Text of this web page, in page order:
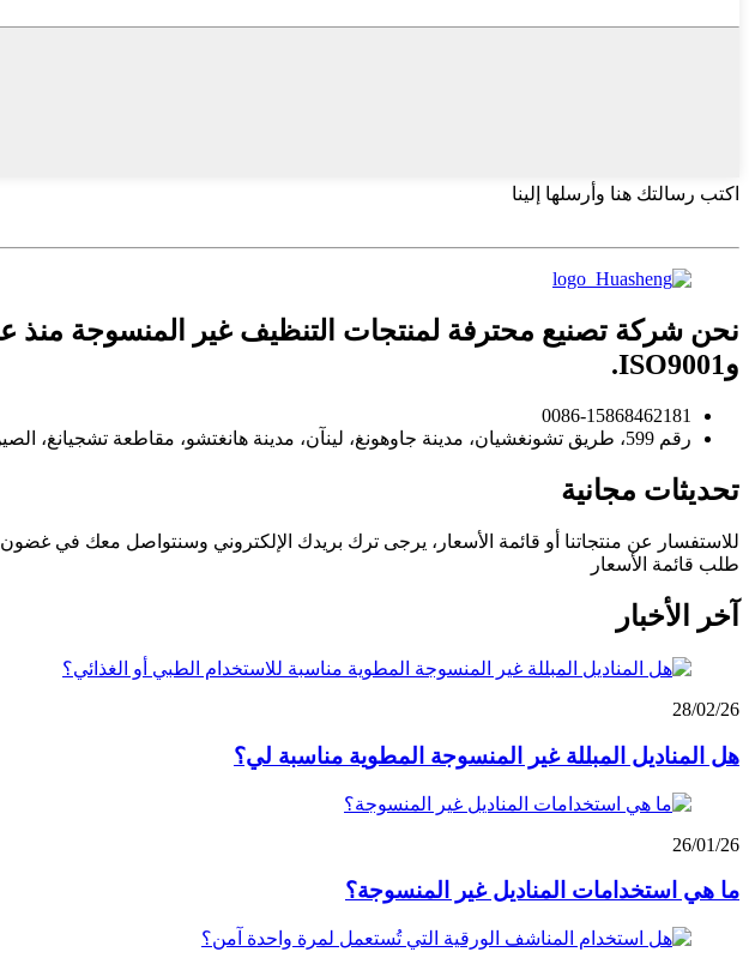
اكتب رسالتك هنا وأرسلها إلينا
وISO9001.
0086-15868462181
رقم 599، طريق تشونغشيان، مدينة جاوهونغ، لينآن، مدينة هانغتشو، مقاطعة تشجيانغ، الصين
تحديثات مجانية
للاستفسار عن منتجاتنا أو قائمة الأسعار، يرجى ترك بريدك الإلكتروني وسنتواصل معك في غضون 8 ساعات.
طلب قائمة الأسعار
آخر الأخبار
28/02/26
هل المناديل المبللة غير المنسوجة المطوية مناسبة لي؟
26/01/26
ما هي استخدامات المناديل غير المنسوجة؟